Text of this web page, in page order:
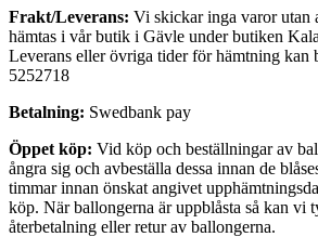
Frakt/Leverans: Vi skickar inga varor utan
hämtas i vår butik i Gävle under butiken
Leverans eller övriga tider för hämtning kan
5252718
Betalning: Swedbank pay
Öppet köp: Vid köp och beställningar av
ångra sig och avbeställa dessa innan de
timmar innan önskat angivet
köp. När ballongerna är uppblåsta så kan vi
återbetalning eller retur av ballongerna.